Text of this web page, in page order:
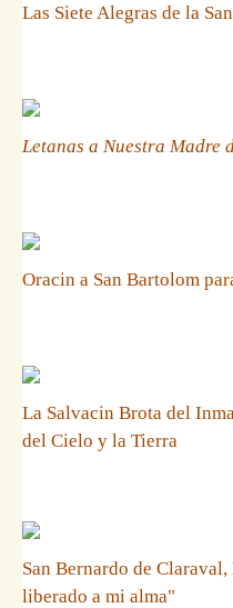
Las Siete Alegras de la
Letanas a Nuestra Madre
Oracin a San Bartolom
La Salvacin Brota del
del Cielo y la Tierra
San Bernardo de
liberado a mi alma"